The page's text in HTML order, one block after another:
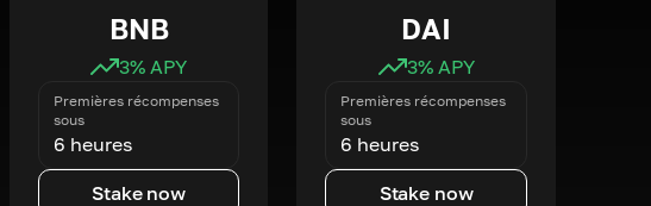
BNB
3% APY
Premières récompenses
sous
6 heures
Stake now
DAI
3% APY
Premières récompenses
sous
6 heures
Stake now